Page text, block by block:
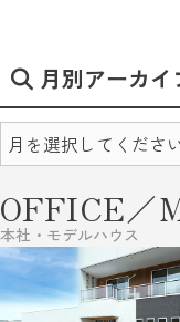
月別アーカイ
OFFICE／
本社・モデルハウス